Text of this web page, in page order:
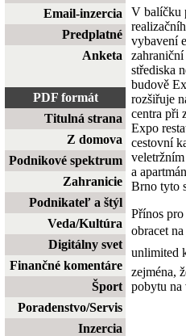
Email-inzercia
Predplatné
Anketa
PDF formát
Titulná strana
Z domova
Podnikové spektrum
Zahranicie
Podnikateľ a štýl
Veda/Kultúra
Digitálny svet
Finančné komentáre
Šport
Poradenstvo/Servis
Inzercia
V balíčku
vybavení
střediska
budově
rozšiřuje
centra při
Expo
cestovní
a
Brno tyto
Přínos
obracet
zejména,
pobytu na